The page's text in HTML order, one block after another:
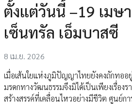
ตั้งแต่วันนี้ –19 เม
เซ็นทรัล เอ็มบาสซี
8 เม.ย. 2026
เมื่อเส้นใยแห่งภูมิปัญญาไทยยังคงถักทออ
มรดกทางวัฒนธรรมจึงมิได้เป็นเพียงเรื่อง
สร้างสรรค์ที่เคลื่อนไหวอย่างมีชีวิต ศูนย์ก